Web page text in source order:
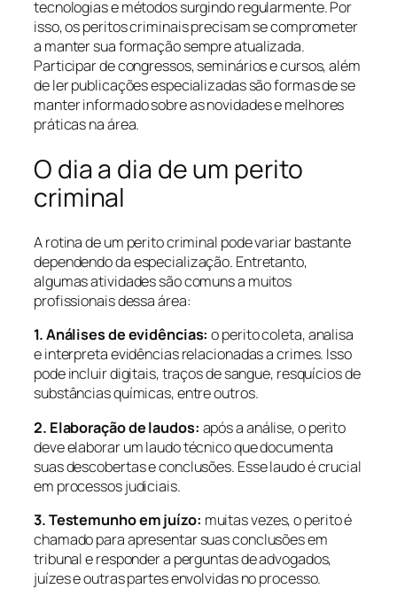
tecnologias e métodos surgindo regularmente. Por
isso, os peritos criminais precisam se comprometer
a manter sua formação sempre atualizada.
Participar de congressos, seminários e cursos, além
de ler publicações especializadas são formas de se
manter informado sobre as novidades e melhores
práticas na área.
O dia a dia de um perito
criminal
A rotina de um perito criminal pode variar bastante
dependendo da especialização. Entretanto,
algumas atividades são comuns a muitos
profissionais dessa área:
1. Análises de evidências: o perito coleta, analisa
e interpreta evidências relacionadas a crimes. Isso
pode incluir digitais, traços de sangue, resquícios de
substâncias químicas, entre outros.
2. Elaboração de laudos: após a análise, o perito
deve elaborar um laudo técnico que documenta
suas descobertas e conclusões. Esse laudo é crucial
em processos judiciais.
3. Testemunho em juízo: muitas vezes, o perito é
chamado para apresentar suas conclusões em
tribunal e responder a perguntas de advogados,
juízes e outras partes envolvidas no processo.